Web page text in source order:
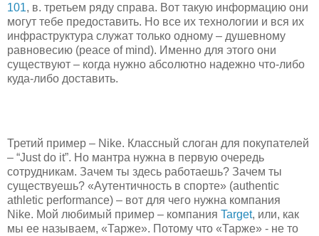
101, в. третьем ряду справа. Вот такую информацию они
могут тебе предоставить. Но все их технологии и вся их
инфраструктура служат только одному – душевному
равновесию (peace of mind). Именно для этого они
существуют – когда нужно абсолютно надежно что-либо
куда-либо доставить.
Третий пример – Nike. Классный слоган для покупателей
– “Just do it”. Но мантра нужна в первую очередь
сотрудникам. Зачем ты здесь работаешь? Зачем ты
существуешь? «Аутентичность в спорте» (authentic
athletic performance) – вот для чего нужна компания
Nike. Мой любимый пример – компания Target, или, как
мы ее называем, «Тарже». Потому что «Тарже» - не то